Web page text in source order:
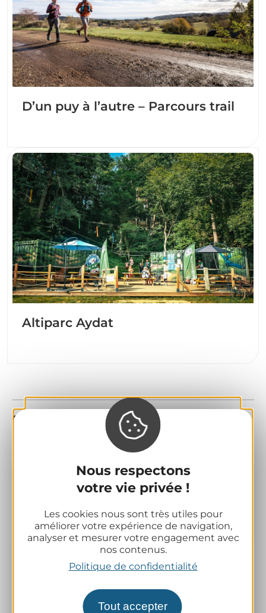
Nous respectons
votre vie privée !
Les cookies nous sont très utiles pour
améliorer votre expérience de navigation,
analyser et mesurer votre engagement avec
nos contenus.
Politique de confidentialité
Tout accepter
D’un puy à l’autre – Parcours trail
Altiparc Aydat
Crédits photos :
Henri Derus, Aurélien Mathevon,
Fiche mise à jour le 29 mai
2026 par Conseil
départemental du Puy-de-
Dôme